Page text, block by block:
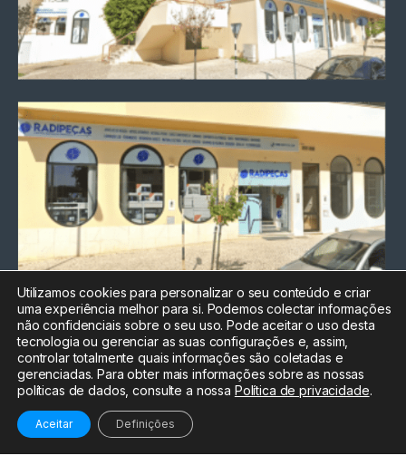
Chamada para a rede fixa
nacional
Electrónica:212
588 047
Informática:212
588 044
Utilizamos cookies para personalizar o seu conteúdo e criar
uma experiência melhor para si. Podemos colectar informações
não confidenciais sobre o seu uso. Pode aceitar o uso desta
tecnologia ou gerenciar as suas configurações e, assim,
controlar totalmente quais informações são coletadas e
gerenciadas. Para obter mais informações sobre as nossas
políticas de dados, consulte a nossa Política de privacidade.
Aceitar Definições